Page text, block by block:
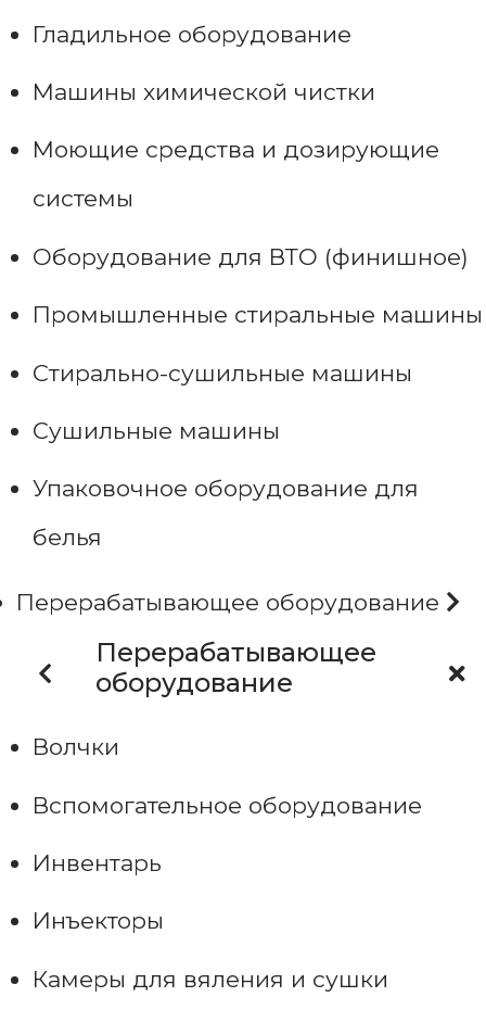
Гладильное оборудование
Машины химической чистки
Моющие средства и дозирующие
системы
Оборудование для ВТО (финишное)
Промышленные стиральные машины
Стирально-сушильные машины
Сушильные машины
Упаковочное оборудование для
белья
Перерабатывающее оборудование
Перерабатывающее
оборудование
Волчки
Вспомогательное оборудование
Инвентарь
Инъекторы
Камеры для вяления и сушки